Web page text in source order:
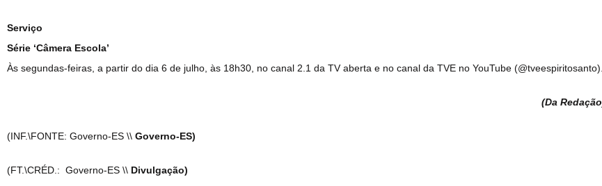
Serviço
Série ‘Câmera Escola’
Às segundas-feiras, a partir do dia 6 de julho, às 18h30, no canal 2.1 da TV aberta e no canal da TVE no YouTube (@tveespiritosanto).
(Da Redação
(INF.\FONTE: Governo-ES \\ Governo-ES)
(FT.\CRÉD.: Governo-ES \\ Divulgação)